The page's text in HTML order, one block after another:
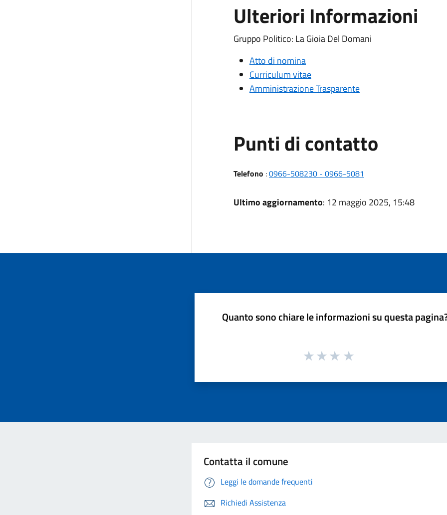
Ulteriori Informazioni
Gruppo Politico: La Gioia Del Domani
Atto di nomina
Curriculum vitae
Amministrazione Trasparente
Punti di contatto
Telefono :0966-508230 - 0966-5081
Ultimo aggiornamento: 12 maggio 2025, 15:48
Quanto sono chiare le informazioni su questa
Contatta il comune
Leggi le domande frequenti
Richiedi Assistenza